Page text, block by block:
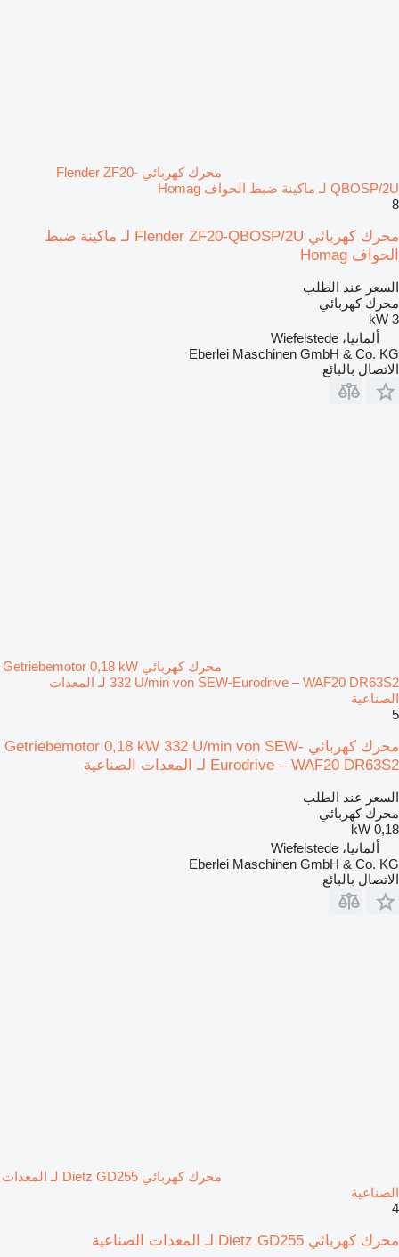
محرك كهربائي Flender ZF20-
QBOSP/2U لـ ماكينة ضبط الحواف Homag
8
محرك كهربائي Flender ZF20-QBOSP/2U لـ ماكينة ضبط
الحواف Homag
السعر عند الطلب
محرك كهربائي
3 kW
ألمانيا، Wiefelstede
Eberlei Maschinen GmbH & Co. KG
الاتصال بالبائع
محرك كهربائي Getriebemotor 0,18 kW
332 U/min von SEW-Eurodrive – WAF20 DR63S2 لـ المعدات
الصناعية
5
محرك كهربائي Getriebemotor 0,18 kW 332 U/min von SEW-
Eurodrive – WAF20 DR63S2 لـ المعدات الصناعية
السعر عند الطلب
محرك كهربائي
0,18 kW
ألمانيا، Wiefelstede
Eberlei Maschinen GmbH & Co. KG
الاتصال بالبائع
محرك كهربائي Dietz GD255 لـ المعدات
الصناعية
4
محرك كهربائي Dietz GD255 لـ المعدات الصناعية